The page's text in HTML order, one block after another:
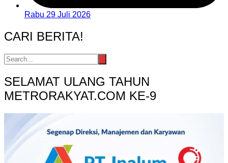
Rabu 29 Juli 2026
CARI BERITA!
SELAMAT ULANG TAHUN
METRORAKYAT.COM KE-9